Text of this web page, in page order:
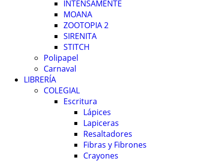
INTENSAMENTE
MOANA
ZOOTOPIA 2
SIRENITA
STITCH
Polipapel
Carnaval
LIBRERÍA
COLEGIAL
Escritura
Lápices
Lapiceras
Resaltadores
Fibras y Fibrones
Crayones